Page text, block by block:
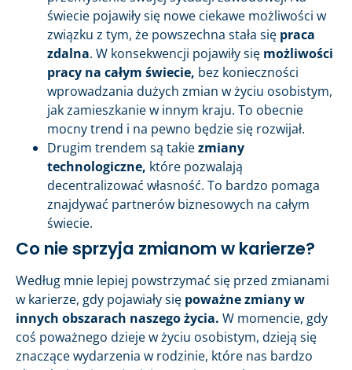
świecie pojawiły się nowe ciekawe możliwości w
związku z tym, że powszechna stała się praca
zdalna. W konsekwencji pojawiły się możliwości
pracy na całym świecie, bez konieczności
wprowadzania dużych zmian w życiu osobistym,
jak zamieszkanie w innym kraju. To obecnie
mocny trend i na pewno będzie się rozwijał.
Drugim trendem są takiezmiany
technologiczne, które pozwalają
decentralizować własność. To bardzo pomaga
znajdywać partnerów biznesowych na całym
świecie.
Co nie sprzyja zmianom w karierze?
Według mnie lepiej powstrzymać się przed zmianami
w karierze, gdy pojawiały się poważne zmiany w
innych obszarach naszego życia. W momencie, gdy
coś poważnego dzieje w życiu osobistym, dzieją się
znaczące wydarzenia w rodzinie, które nas bardzo